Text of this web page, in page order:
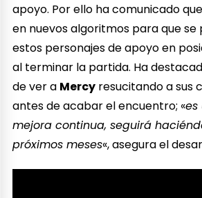
apoyo. Por ello ha comunicado
en nuevos algoritmos para que se
estos personajes de apoyo en
al terminar la partida. Ha
de ver a Mercy resucitando a sus
antes de acabar el encuentro; «es
mejora continua, seguirá
próximos meses«, asegura el